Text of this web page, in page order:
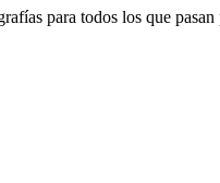
para todos los que pasan